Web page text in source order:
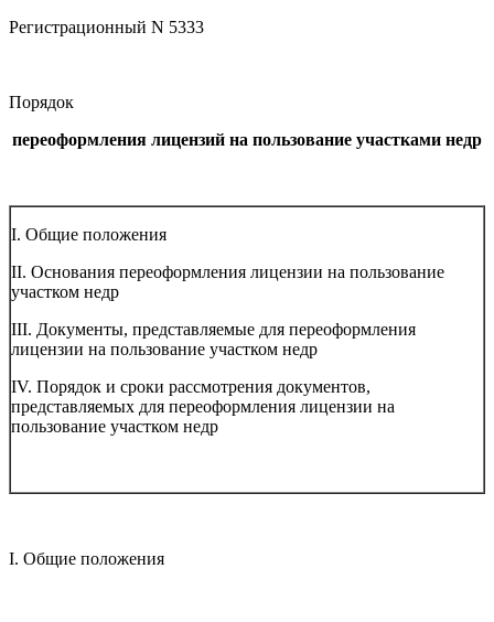
Регистрационный N 5333
Порядок
переоформления лицензий на пользование участками недр
I. Общие положения
II. Основания переоформления лицензии на пользование
участком недр
III. Документы, представляемые для переоформления
лицензии на пользование участком недр
IV. Порядок и сроки рассмотрения документов,
представляемых для переоформления лицензии на
пользование участком недр
I. Общие положения